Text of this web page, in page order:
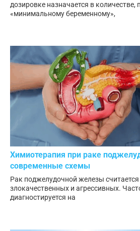
дозировке назначается в
«минимальному беременному»,
Химиотерапия при раке
современные схемы
Рак поджелудочной железы
злокачественных и агрессивных.
диагностируется на